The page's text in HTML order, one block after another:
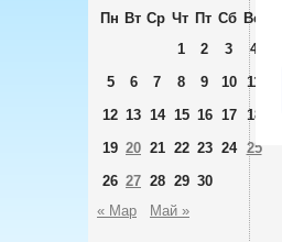
Пн Вт Ср Чт Пт Сб Вс
1
2 3
4
5
6 7 8 9 10
11
12 13 14 15 16 17
18
19 20 21 22 23 24
25
26 27 28 29 30
« Мар
Май »